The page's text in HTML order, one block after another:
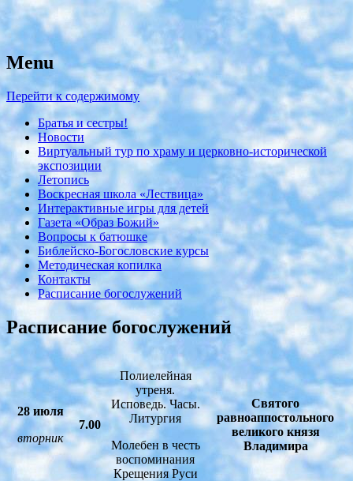
Никольский храм
с. Николо-Крутины Егорьевского
района
Menu
Перейти к содержимому
Братья и сестры!
Новости
Виртуальный тур по храму и церковно-исторической
экспозиции
Летопись
Воскресная школа «Лествица»
Интерактивные игры для детей
Газета «Образ Божий»
Вопросы к батюшке
Библейско-Богословские курсы
Методическая копилка
Контакты
Расписание богослужений
Расписание богослужений
28 июля
вторник
7.00
Полиелейная
утреня.
Исповедь. Часы.
Литургия
Молебен в честь
воспоминания
Крещения Руси
Святого
равноаппостольного
великого князя
Владимира